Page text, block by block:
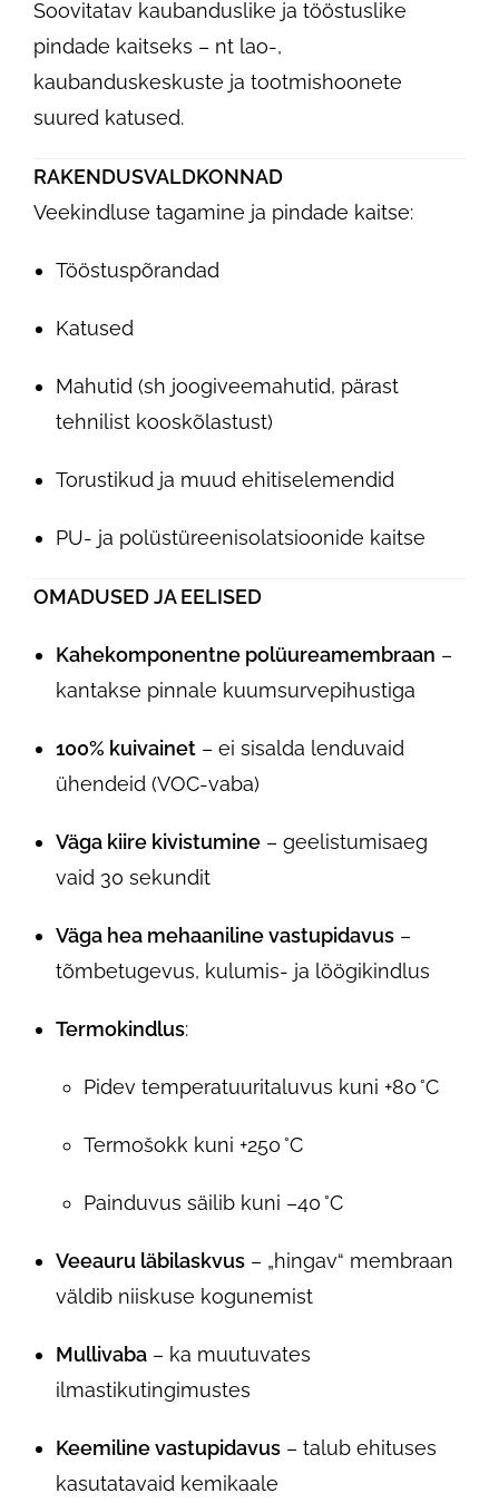
Soovitatav kaubanduslike ja tööstuslike
pindade kaitseks – nt lao-,
kaubanduskeskuste ja tootmishoonete
suured katused.
RAKENDUSVALDKONNAD
Veekindluse tagamine ja pindade kaitse:
Tööstuspõrandad
Katused
Mahutid (sh joogiveemahutid, pärast
tehnilist kooskõlastust)
Torustikud ja muud ehitiselemendid
PU- ja polüstüreenisolatsioonide kaitse
OMADUSED JA EELISED
Kahekomponentne polüureamembraan –
kantakse pinnale kuumsurvepihustiga
100% kuivainet – ei sisalda lenduvaid
ühendeid (VOC-vaba)
Väga kiire kivistumine – geelistumisaeg
vaid 30 sekundit
Väga hea mehaaniline vastupidavus –
tõmbetugevus, kulumis- ja löögikindlus
Termokindlus:
Pidev temperatuuritaluvus kuni +80 °C
Termošokk kuni +250 °C
Painduvus säilib kuni –40 °C
Veeauru läbilaskvus – „hingav“ membraan
väldib niiskuse kogunemist
Mullivaba – ka muutuvates
ilmastikutingimustes
Keemiline vastupidavus – talub ehituses
kasutatavaid kemikaale